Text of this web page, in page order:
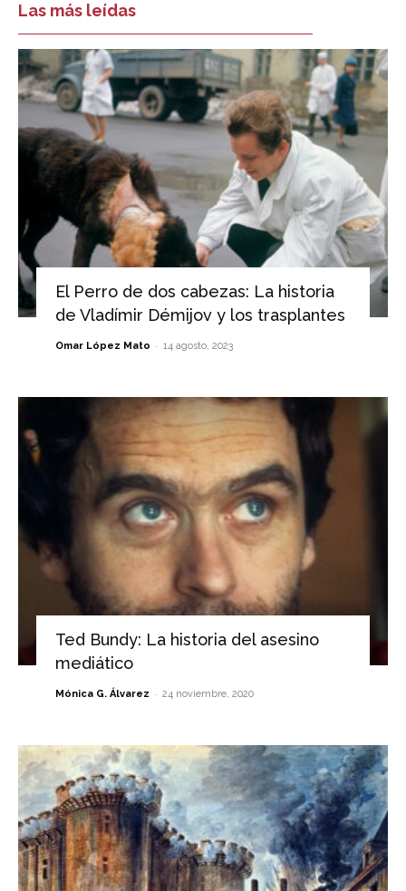
Las más leídas
El Perro de dos cabezas: La historia
de Vladímir Démijov y los trasplantes
Omar López Mato - 14 agosto, 2023
Ted Bundy: La historia del asesino
mediático
Mónica G. Álvarez - 24 noviembre, 2020